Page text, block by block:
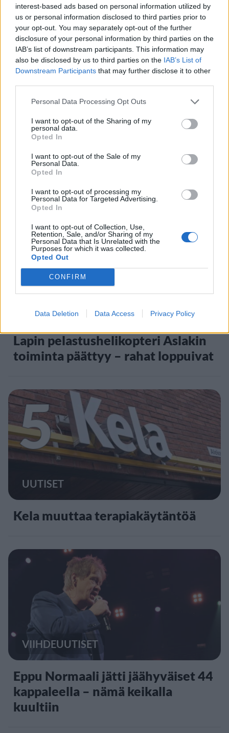
interest-based ads based on personal information utilized by
us or personal information disclosed to third parties prior to
your opt-out. You may separately opt-out of the further
disclosure of your personal information by third parties on the
IAB’s list of downstream participants. This information may
also be disclosed by us to third parties on the IAB’s List of
Downstream Participants that may further disclose it to other
Personal Data Processing Opt Outs
I want to opt-out of the Sharing of my
personal data.
Opted In
I want to opt-out of the Sale of my
Personal Data.
Opted In
I want to opt-out of processing my
Personal Data for Targeted Advertising.
Opted In
I want to opt-out of Collection, Use,
Retention, Sale, and/or Sharing of my
Personal Data that Is Unrelated with the
Purposes for which it was collected.
Opted Out
CONFIRM
Data Deletion Data Access Privacy Policy
3
MATKAILU
jatkossa toinen lentoyhtiö –
matkustajille tärkeä rajoitus
4
UUTISET
Lapin pelastushelikopteri Aslakin
toiminta päättyy – rahat loppuivat
5
UUTISET
Kela muuttaa terapiakäytäntöä
VIIHDEUUTISET
Eppu Normaali jätti jäähyväiset 44
kappaleella – nämä keikalla
kuultiin